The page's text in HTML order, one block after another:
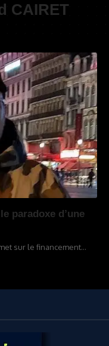
CAIRET
paradoxe d’une
sur le financement…